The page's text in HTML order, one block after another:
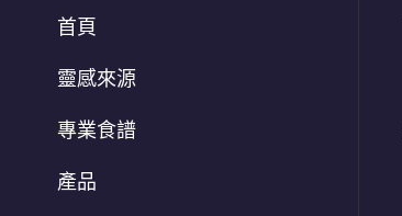
首頁
靈感來源
專業食譜
產品